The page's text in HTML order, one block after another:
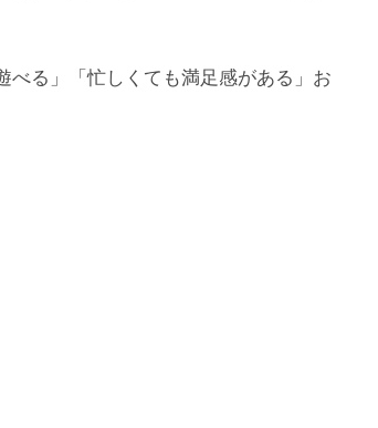
べる」「忙しくても満足感がある」お